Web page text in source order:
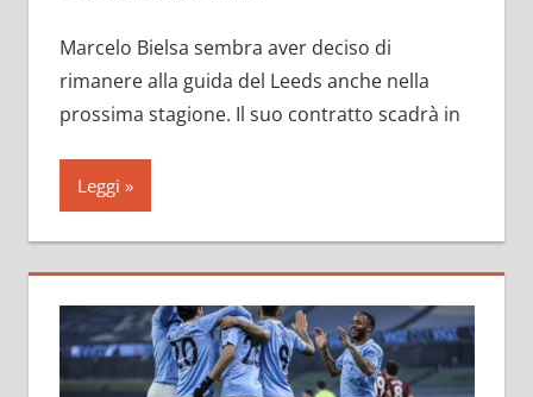
Marcelo Bielsa sembra aver deciso di
rimanere alla guida del Leeds anche nella
prossima stagione. Il suo contratto scadrà in
Leggi